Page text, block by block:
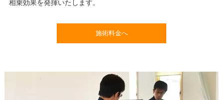
相乗効果を発揮いたします。
施術料金へ